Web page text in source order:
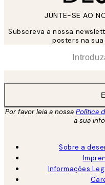
JUNTE-SE AO
Subscreva a nossa
posters na
Por favor leia a nossa Política
a sua
Sobre a
Informações